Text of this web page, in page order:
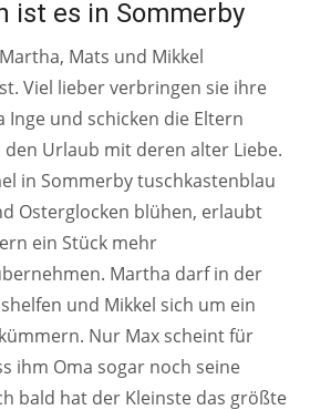
ist es in Sommerby
Mats und Mikkel
Viel lieber verbringen sie ihre
Inge und schicken die Eltern
Urlaub mit deren alter Liebe.
in Sommerby tuschkastenblau
Osterglocken blühen, erlaubt
ein Stück mehr
Martha darf in der
und Mikkel sich um ein
Nur Max scheint für
ihm Oma sogar noch seine
bald hat der Kleinste das größte